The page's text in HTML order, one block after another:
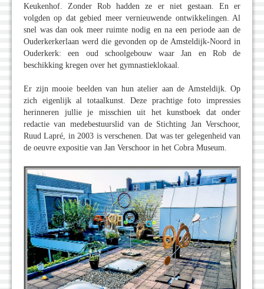
Keukenhof. Zonder Rob hadden ze er niet gestaan. En er
volgden op dat gebied meer vernieuwende ontwikkelingen. Al
snel was dan ook meer ruimte nodig en na een periode aan de
Ouderkerkerlaan werd die gevonden op de Amsteldijk-Noord in
Ouderkerk: een oud schoolgebouw waar Jan en Rob de
beschikking kregen over het gymnastieklokaal.
Er zijn mooie beelden van hun atelier aan de Amsteldijk. Op
zich eigenlijk al totaalkunst. Deze prachtige foto impressies
herinneren jullie je misschien uit het kunstboek dat onder
redactie van medebestuurslid van de Stichting Jan Verschoor,
Ruud Lapré, in 2003 is verschenen. Dat was ter gelegenheid van
de oeuvre expositie van Jan Verschoor in het Cobra Museum.